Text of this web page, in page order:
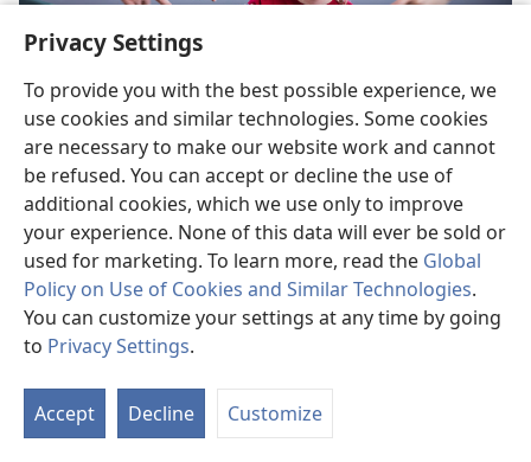
Privacy Settings
To provide you with the best possible experience, we
use cookies and similar technologies. Some cookies
are necessary to make our website work and cannot
be refused. You can accept or decline the use of
additional cookies, which we use only to improve
your experience. None of this data will ever be sold or
used for marketing. To learn more, read the Global
Policy on Use of Cookies and Similar Technologies.
You can customize your settings at any time by going
to Privacy Settings.
Accept Decline Customize
Eme U Fo nọ Me re Ru nọ A tẹ Kpọ Omẹ Họ?
A rẹ sai dhesẹ ahwo jọ wọhọ eglase nọ e rrọ hẹhẹhẹ.
Nọ a tẹ kẹ ae ohrẹ nọ o maki te oware ovo dede he, o
rẹ kẹ ae uye gaga. Kọ ere whọ rrọ?